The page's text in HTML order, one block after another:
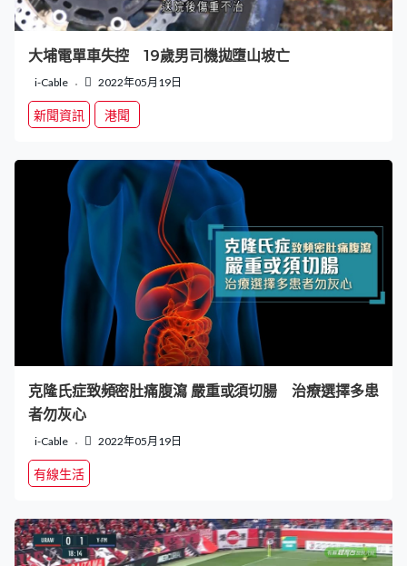
大埔電單車失控 19歲男司機拋墮山坡亡
i-Cable 2022年05月19日
新聞資訊 港聞
克隆氏症致頻密肚痛腹瀉 嚴重或須切腸 治療選擇多患
者勿灰心
i-Cable 2022年05月19日
有線生活